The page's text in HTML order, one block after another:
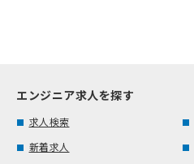
エンジニア求人を探す
求人検索
新着求人